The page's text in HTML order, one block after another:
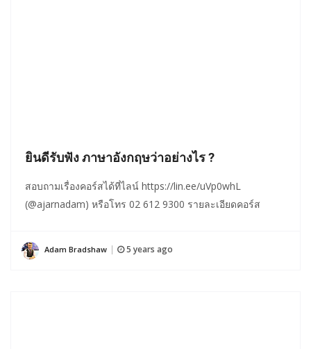
ยินดีรับฟัง ภาษาอังกฤษว่าอย่างไร ?
สอบถามเรื่องคอร์สได้ที่ไลน์ https://lin.ee/uVp0whL
(@ajarnadam) หรือโทร 02 612 9300 รายละเอียดคอร์ส
Adam Bradshaw 5 years ago